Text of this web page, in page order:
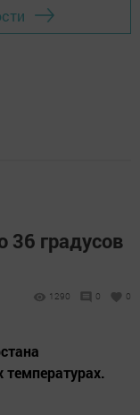
36 градусов
1290 0 0